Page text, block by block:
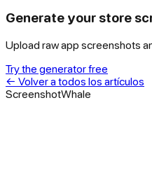
Generate your store
Upload raw app screenshots
Try the generator free
← Volver a todos los artículos
ScreenshotWhale